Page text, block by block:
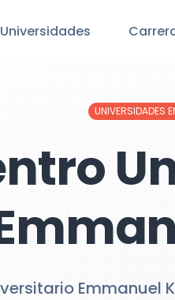
Universidades
UNIVERSIDADES
Emmanuel